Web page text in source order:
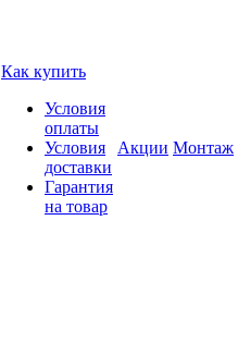
Как купить
Условия
оплаты
Условия
доставки
Гарантия
на товар
Акции Монтаж